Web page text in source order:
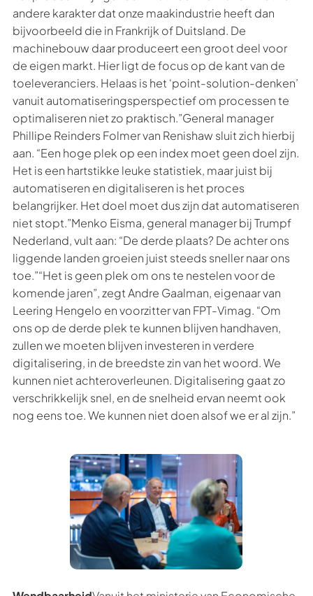
andere karakter dat onze maakindustrie heeft dan
bijvoorbeeld die in Frankrijk of Duitsland. De
machinebouw daar produceert een groot deel voor
de eigen markt. Hier ligt de focus op de kant van de
toeleveranciers. Helaas is het ‘point-solution-denken’
vanuit automatiseringsperspectief om processen te
optimaliseren niet zo praktisch.”General manager
Phillipe Reinders Folmer van Renishaw sluit zich hierbij
aan. “Een hoge plek op een index moet geen doel zijn.
Het is een hartstikke leuke statistiek, maar juist bij
automatiseren en digitaliseren is het proces
belangrijker. Het doel moet dus zijn dat automatiseren
niet stopt.”Menko Eisma, general manager bij Trumpf
Nederland, vult aan: “De derde plaats? De achter ons
liggende landen groeien juist steeds sneller naar ons
toe.”“Het is geen plek om ons te nestelen voor de
komende jaren”, zegt Andre Gaalman, eigenaar van
Leering Hengelo en voorzitter van FPT-Vimag. “Om
ons op de derde plek te kunnen blijven handhaven,
zullen we moeten blijven investeren in verdere
digitalisering, in de breedste zin van het woord. We
kunnen niet achteroverleunen. Digitalisering gaat zo
verschrikkelijk snel, en de snelheid ervan neemt ook
nog eens toe. We kunnen niet doen alsof we er al zijn.”